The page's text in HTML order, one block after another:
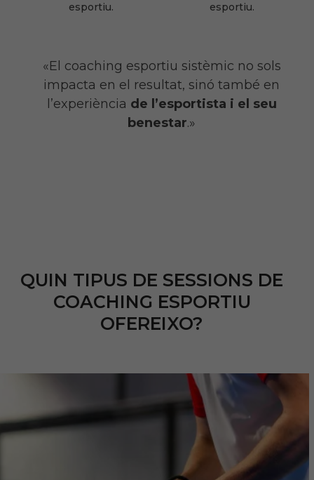
esportiu. esportiu.
«El coaching esportiu sistèmic no sols
impacta en el resultat, sinó també en
l’experiència de l’esportista i el seu
benestar.»
QUIN TIPUS DE SESSIONS DE
COACHING ESPORTIU
OFEREIXO?